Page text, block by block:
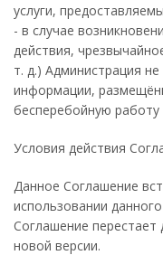
услуги,
- в случае
действия,
т. д.) Администрация
информации,
бесперебойную
Условия действия
Данное Соглашение
использовании
Соглашение перестает
новой версии.